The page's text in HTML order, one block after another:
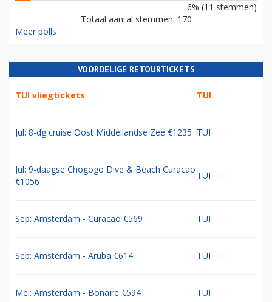
6% (11 stemmen)
Totaal aantal stemmen: 170
Meer polls
VOORDELIGE RETOURTICKETS
TUI vliegtickets TUI
Jul: 8-dg cruise Oost Middellandse Zee €1235 TUI
Jul: 9-daagse Chogogo Dive & Beach Curacao
€1056
TUI
Sep: Amsterdam - Curacao €569 TUI
Sep: Amsterdam - Aruba €614 TUI
Mei: Amsterdam - Bonaire €594 TUI